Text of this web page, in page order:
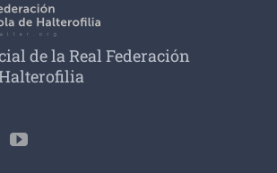
de la Real Federación